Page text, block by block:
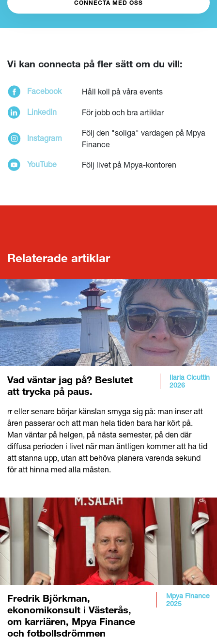
CONNECTA MED OSS
Vi kan connecta på fler sätt om du vill:
Facebook Håll koll på våra events
LinkedIn För jobb och bra artiklar
Instagram
Följ den "soliga" vardagen på Mpya
Finance
YouTube Följ livet på Mpya-kontoren
Relaterade artiklar
Ilaria Cicuttin
2026
Vad väntar jag på? Beslutet
att trycka på paus.
rr eller senare börjar känslan smyga sig på: man inser att
åren passerar och att man hela tiden bara har kört på.
Man väntar på helgen, på nästa semester, på den där
diffusa perioden i livet när man äntligen kommer att ha tid
att stanna upp, utan att behöva planera varenda sekund
för att hinna med alla måsten.
Mpya Finance
2025
Fredrik Björkman,
ekonomikonsult i Västerås,
om karriären, Mpya Finance
och fotbollsdrömmen
LÄS HELA KULTURBOKEN